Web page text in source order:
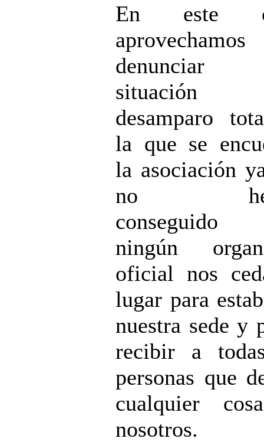
En este
aprovechamos
situación
desamparo
la que se
la asociación
no
conseguido
ningún
oficial nos
lugar para
nuestra sede y
recibir a
personas que
cualquier
nosotros.